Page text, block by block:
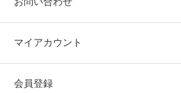
マイアカウント
会員登録